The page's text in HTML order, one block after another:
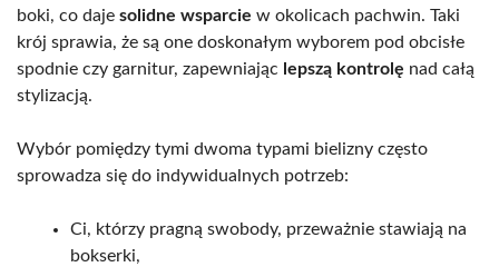
boki, co daje solidne wsparcie w okolicach pachwin. Taki
krój sprawia, że są one doskonałym wyborem pod obcisłe
spodnie czy garnitur, zapewniając lepszą kontrolę nad całą
stylizacją.
Wybór pomiędzy tymi dwoma typami bielizny często
sprowadza się do indywidualnych potrzeb:
Ci, którzy pragną swobody, przeważnie stawiają na
bokserki,